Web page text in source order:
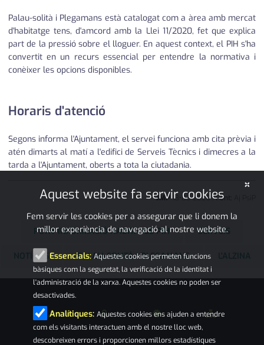
Palau-solità i Plegamans està catalogat com a àrea amb mercat
d'habitatge tens, d'amcord amb la Llei 11/2020, fet que explica
part de la pressió sobre el lloguer. En aquest context, el PIH s'ha
convertit en un recurs essencial per entendre la normativa i
conèixer les opcions disponibles.
Horaris d'atenció
Segons informa l'Ajuntament, el servei funciona amb cita prèvia i
atén dimarts al matí a l'edifici de Serveis Tècnics i dimecres a la
tarda a l'Ajuntament, oberts a tota la ciutadania.
JMP18 03•2026|Font:
PUNT INFORMACIÓ HABITATGE PIH SERVEIS
NOTÍCIES PALAU-SOLITÀ I PLEGAMANS L'ALZINA
×
Aquest website fa servir cookies
Fem servir les cookies per a assegurar que li donem la
millor experiència de navegació al nostre website.
Essencials: Aquestes cookies permeten funcions
bàsiques com la seguretat, la verificació de la identitat i
l'administració de la xarxa. Aquestes cookies no poden ser
desactivades.
Analítiques: Aquestes cookies ens ajuden a entendre
com els visitants interactuen amb el nostre lloc web,
descobreixen errors i proporcionen millors estadístiques